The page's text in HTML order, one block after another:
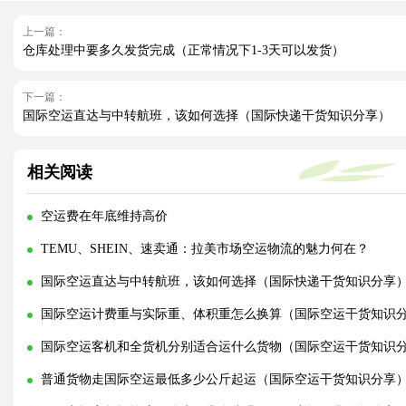
上一篇：
仓库处理中要多久发货完成（正常情况下1-3天可以发货）
下一篇：
国际空运直达与中转航班，该如何选择（国际快递干货知识分享）
相关阅读
空运费在年底维持高价
TEMU、SHEIN、速卖通：拉美市场空运物流的魅力何在？
国际空运直达与中转航班，该如何选择（国际快递干货知识分享）
国际空运计费重与实际重、体积重怎么换算（国际空运干货知识分
国际空运客机和全货机分别适合运什么货物（国际空运干货知识分
普通货物走国际空运最低多少公斤起运（国际空运干货知识分享）